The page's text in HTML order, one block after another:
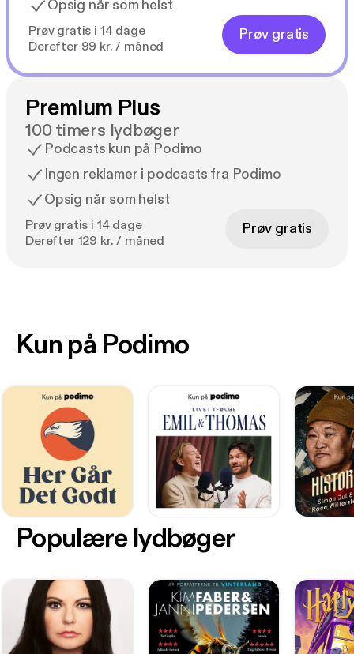
Opsig når som helst
Prøv gratis i 14 dage
Derefter 99 kr. / måned
Prøv gratis
Premium Plus
100 timers lydbøger
Podcasts kun på Podimo
Ingen reklamer i podcasts fra Podimo
Opsig når som helst
Prøv gratis i 14 dage
Derefter 129 kr. / måned
Prøv gratis
Kun på Podimo
Populære lydbøger